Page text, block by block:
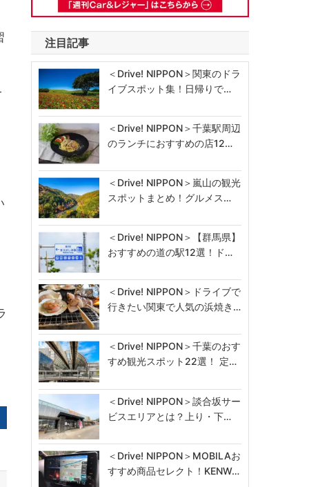
注目記事
＜Drive! NIPPON＞関東のドラ
イブスポット集！日帰りで…
＜Drive! NIPPON＞千葉駅周辺
のランチにおすすめの店12…
＜Drive! NIPPON＞嵐山の観光
スポットまとめ！グルメス…
＜Drive! NIPPON＞【群馬県】
おすすめの道の駅12選！ド…
＜Drive! NIPPON＞ドライブで
行きたい関東で人気の浜焼き…
＜Drive! NIPPON＞千葉のおす
すめ観光スポット22選！ 定…
＜Drive! NIPPON＞談合坂サー
ビスエリアとは？上り・下…
＜Drive! NIPPON＞MOBILAお
すすめ商品セレクト！KENW…